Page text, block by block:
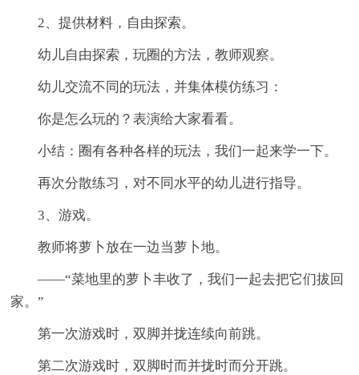
2、提供材料，自由探索。
幼儿自由探索，玩圈的方法，教师观察。
幼儿交流不同的玩法，并集体模仿练习：
你是怎么玩的？表演给大家看看。
小结：圈有各种各样的玩法，我们一起来学一下。
再次分散练习，对不同水平的幼儿进行指导。
3、游戏。
教师将萝卜放在一边当萝卜地。
――“菜地里的萝卜丰收了，我们一起去把它们拔回
家。”
第一次游戏时，双脚并拢连续向前跳。
第二次游戏时，双脚时而并拢时而分开跳。